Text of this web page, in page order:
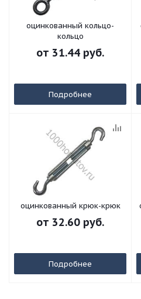
оцинкованный кольцо-
кольцо
от 31.44 руб.
Подробнее
оцинкованный крюк-крюк
от 32.60 руб.
Подробнее